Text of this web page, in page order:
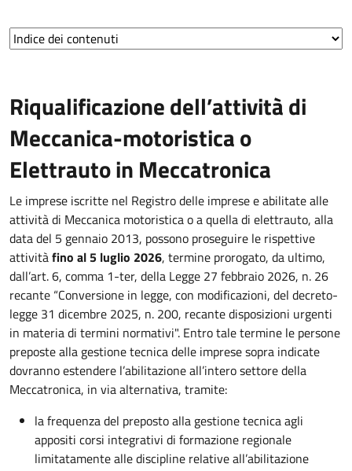
Riqualificazione dell’attività di
Meccanica-motoristica o
Elettrauto in Meccatronica
Le imprese iscritte nel Registro delle imprese e abilitate alle
attività di Meccanica motoristica o a quella di elettrauto, alla
data del 5 gennaio 2013, possono proseguire le rispettive
attivitàfino al 5 luglio 2026, termine prorogato, da ultimo,
dall’art. 6, comma 1-ter, della Legge 27 febbraio 2026, n. 26
recante “Conversione in legge, con modificazioni, del decreto-
legge 31 dicembre 2025, n. 200, recante disposizioni urgenti
in materia di termini normativi". Entro tale termine le persone
preposte alla gestione tecnica delle imprese sopra indicate
dovranno estendere l’abilitazione all’intero settore della
Meccatronica, in via alternativa, tramite:
la frequenza del preposto alla gestione tecnica agli
appositi corsi integrativi di formazione regionale
limitatamente alle discipline relative all’abilitazione